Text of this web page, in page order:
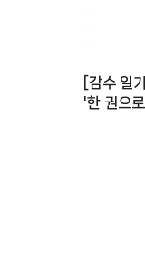
[감수 일
'한 권으